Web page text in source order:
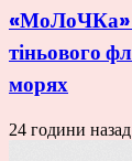
«МоЛоЧКа»
тіньового
морях
24 години назад